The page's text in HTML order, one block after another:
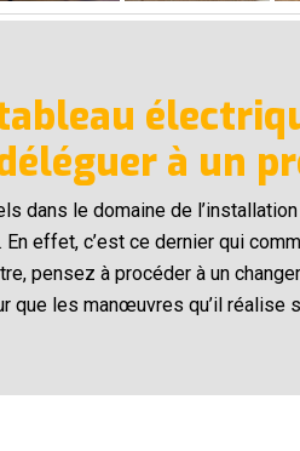
à un
dans le domaine de
effet, c’est ce dernier qui
pensez à procéder à un
que les manœuvres qu’il réalise